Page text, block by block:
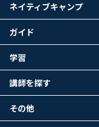
ネイティブキャンプ
ガイド
学習
講師を探す
その他